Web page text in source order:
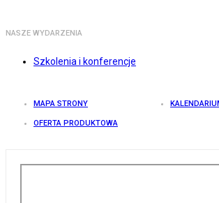
NASZE WYDARZENIA
Szkolenia i konferencje
MAPA STRONY
OFERTA PRODUKTOWA